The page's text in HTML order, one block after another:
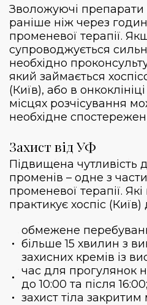
Зволожуючі
раніше ніж через
променевої терапії.
супроводжується
необхідно
який займається
(Київ), або в
місцях розчісування
необхідне
Захист від УФ
Підвищена чутливість
променів – одне з
променевої терапії.
практикує хоспіс
обмежене
більше 15 хвилин з
захисних кремів із
час для прогулянок
до 10:00 та після 16:00;
захист тіла